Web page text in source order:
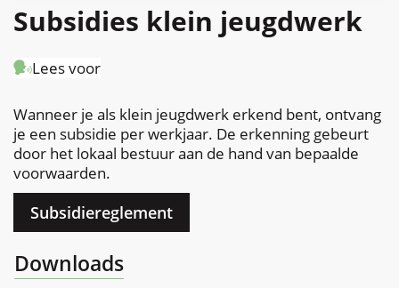
Subsidies klein jeugdwerk
Lees voor
Wanneer je als klein jeugdwerk erkend bent, ontvang
je een subsidie per werkjaar. De erkenning gebeurt
door het lokaal bestuur aan de hand van bepaalde
voorwaarden.
Subsidiereglement
Downloads